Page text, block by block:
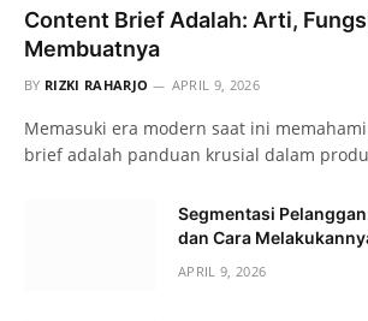
Content Brief Adalah: Arti,
Membuatnya
BY RIZKI RAHARJO APRIL 9, 2026
Memasuki era modern saat ini
brief adalah panduan krusial dalam
Segmentasi
dan Cara
APRIL 9, 2026